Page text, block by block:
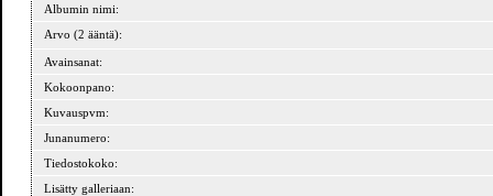
Albumin nimi:
Arvo (2 ääntä):
Avainsanat:
Kokoonpano:
Kuvauspvm:
Junanumero:
Tiedostokoko:
Lisätty galleriaan: